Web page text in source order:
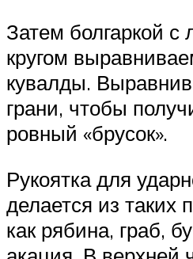
Затем болгаркой с
кругом
кувалды.
грани, чтобы
ровный «брусок».
Рукоятка для
делается из таких
как рябина, граб,